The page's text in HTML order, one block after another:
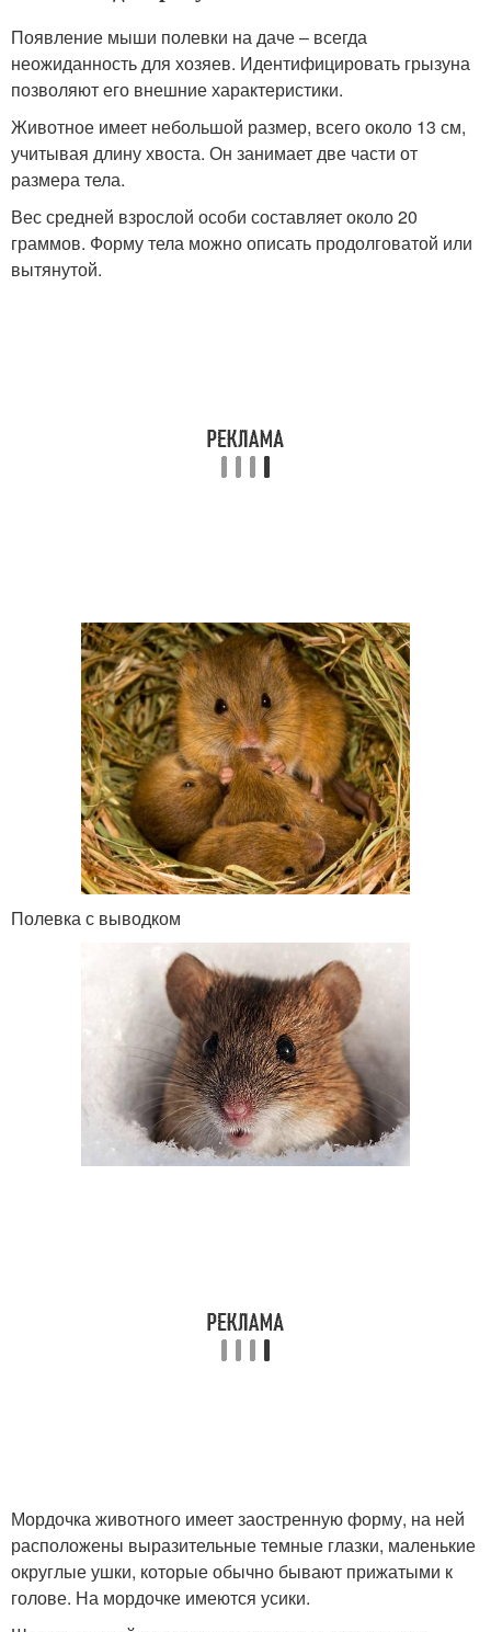
Появление мыши полевки на даче – всегда
неожиданность для хозяев. Идентифицировать грызуна
позволяют его внешние характеристики.
Животное имеет небольшой размер, всего около 13 см,
учитывая длину хвоста. Он занимает две части от
размера тела.
Вес средней взрослой особи составляет около 20
граммов. Форму тела можно описать продолговатой или
вытянутой.
Полевка с выводком
Мордочка животного имеет заостренную форму, на ней
расположены выразительные темные глазки, маленькие
округлые ушки, которые обычно бывают прижатыми к
голове. На мордочке имеются усики.